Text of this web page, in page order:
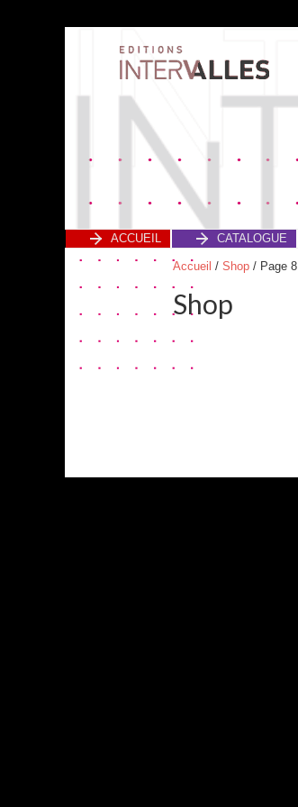
ACCUEIL CATALOGUE
Accueil / Shop / Page 8
Shop